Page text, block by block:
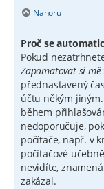
Nahoru
Proč se
Pokud
Zapamatovat si mě
přednastavený
účtu někým
během
nedoporučuje,
počítače, např. v
počítačové
nevidíte,
zakázal.